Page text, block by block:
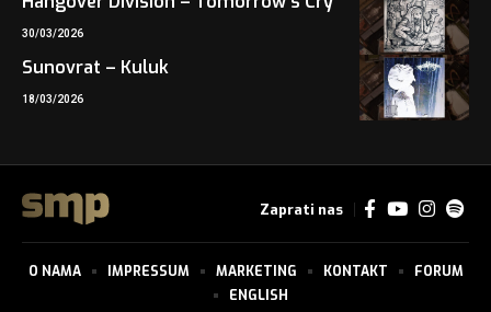
30/03/2026
Sunovrat – Kuluk
18/03/2026
Zaprati nas
O NAMA IMPRESSUM MARKETING KONTAKT
FORUM
ENGLISH